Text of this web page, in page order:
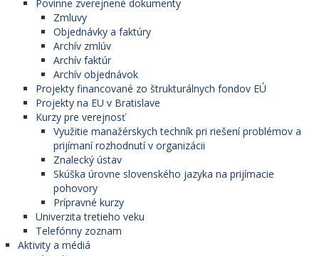
Povinne zverejnené dokumenty
Zmluvy
Objednávky a faktúry
Archív zmlúv
Archív faktúr
Archív objednávok
Projekty financované zo štrukturálnych fondov EÚ
Projekty na EU v Bratislave
Kurzy pre verejnosť
Využitie manažérskych techník pri riešení problémov a
prijímaní rozhodnutí v organizácii
Znalecký ústav
Skúška úrovne slovenského jazyka na prijímacie
pohovory
Prípravné kurzy
Univerzita tretieho veku
Telefónny zoznam
Aktivity a médiá